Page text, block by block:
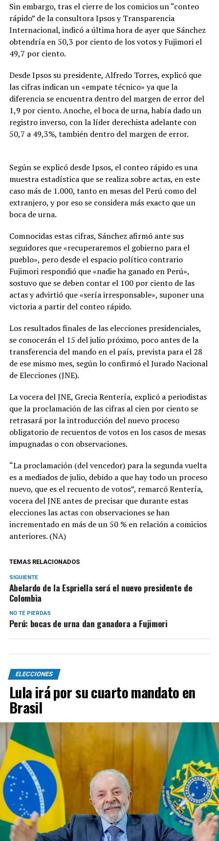
Sin embargo, tras el cierre de los comicios un “conteo
rápido” de la consultora Ipsos y Transparencia
Internacional, indicó a última hora de ayer que Sánchez
obtendría en 50,3 por ciento de los votos y Fujimori el
49,7 por ciento.
Desde Ipsos su presidente, Alfredo Torres, explicó que
las cifras indican un «empate técnico» ya que la
diferencia se encuentra dentro del margen de error del
1,9 por ciento. Anoche, el boca de urna, había dado un
registro inverso, con la líder derechista adelante con
50,7 a 49,3%, también dentro del margen de error.
Según se explicó desde Ipsos, el conteo rápido es una
muestra estadística que se realiza sobre actas, en este
caso más de 1.000, tanto en mesas del Perú como del
extranjero, y por eso se considera más exacto que un
boca de urna.
Comnocidas estas cifras, Sánchez afirmó ante sus
seguidores que «recuperaremos el gobierno para el
pueblo», pero desde el espacio político contrario
Fujimori respondió que «nadie ha ganado en Perú»,
sostuvo que se deben contar el 100 por ciento de las
actas y advirtió que «sería irresponsable», suponer una
victoria a partir del conteo rápido.
Los resultados finales de las elecciones presidenciales,
se conocerán el 15 del julio próximo, poco antes de la
transferencia del mando en el país, prevista para el 28
de ese mismo mes, según lo confirmó el Jurado Nacional
de Elecciones (JNE).
La vocera del JNE, Grecia Rentería, explicó a periodistas
que la proclamación de las cifras al cien por ciento se
retrasará por la introducción del nuevo proceso
obligatorio de recuentos de votos en los casos de mesas
impugnadas o con observaciones.
“La proclamación (del vencedor) para la segunda vuelta
es a mediados de julio, debido a que hay todo un proceso
nuevo, que es el recuento de votos”, remarcó Rentería,
vocera del JNE antes de precisar que durante estas
elecciones las actas con observaciones se han
incrementado en más de un 50 % en relación a comicios
anteriores. (NA)
TEMAS RELACIONADOS
SIGUIENTE
Abelardo de la Espriella será el nuevo presidente de
Colombia
NO TE PIERDAS
Perú: bocas de urna dan ganadora a Fujimori
ELECCIONES
Lula irá por su cuarto mandato en
Brasil